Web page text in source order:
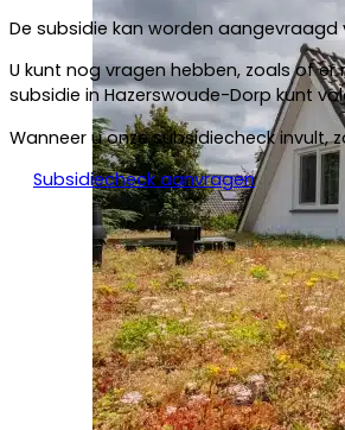
De subsidie kan worden aangevraagd
U kunt nog vragen hebben, zoals of
subsidie in Hazerswoude-Dorp kunt
Wanneer u onze subsidiecheck invult,
Subsidiecheck aanvragen